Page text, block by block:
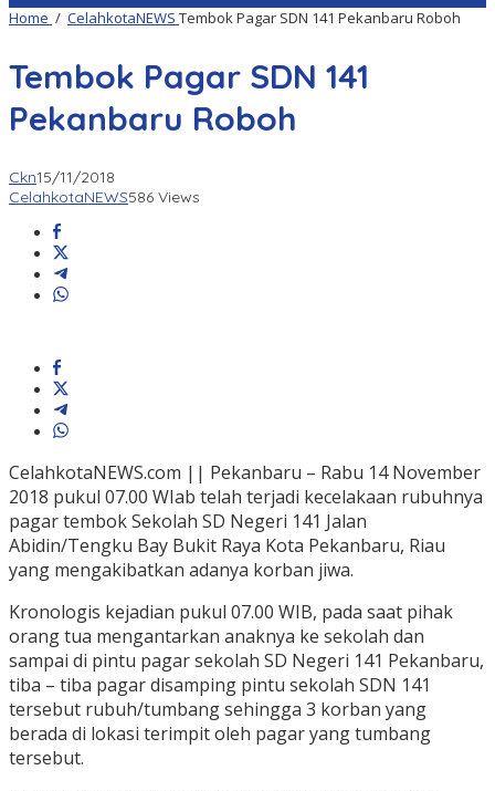
Home / CelahkotaNEWS Tembok Pagar SDN 141 Pekanbaru Roboh
Tembok Pagar SDN 141
Pekanbaru Roboh
Ckn15/11/2018
CelahkotaNEWS586 Views
CelahkotaNEWS.com || Pekanbaru – Rabu 14 November
2018 pukul 07.00 WIab telah terjadi kecelakaan rubuhnya
pagar tembok Sekolah SD Negeri 141 Jalan
Abidin/Tengku Bay Bukit Raya Kota Pekanbaru, Riau
yang mengakibatkan adanya korban jiwa.
Kronologis kejadian pukul 07.00 WIB, pada saat pihak
orang tua mengantarkan anaknya ke sekolah dan
sampai di pintu pagar sekolah SD Negeri 141 Pekanbaru,
tiba – tiba pagar disamping pintu sekolah SDN 141
tersebut rubuh/tumbang sehingga 3 korban yang
berada di lokasi terimpit oleh pagar yang tumbang
tersebut.